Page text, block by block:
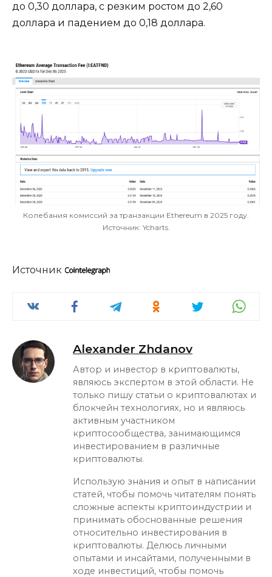
до 0,30 доллара, с резким ростом до 2,60
доллара и падением до 0,18 доллара.
Колебания комиссий за транзакции Ethereum в 2025 году.
Источник: Ycharts.
Источник
Alexander Zhdanov
Автор и инвестор в криптовалюты,
являюсь экспертом в этой области. Не
только пишу статьи о криптовалютах и
блокчейн технологиях, но и являюсь
активным участником
криптосообщества, занимающимся
инвестированием в различные
криптовалюты.
Использую знания и опыт в написании
статей, чтобы помочь читателям понять
сложные аспекты криптоиндустрии и
принимать обоснованные решения
относительно инвестирования в
криптовалюты. Делюсь личными
опытами и инсайтами, полученными в
ходе инвестиций, чтобы помочь